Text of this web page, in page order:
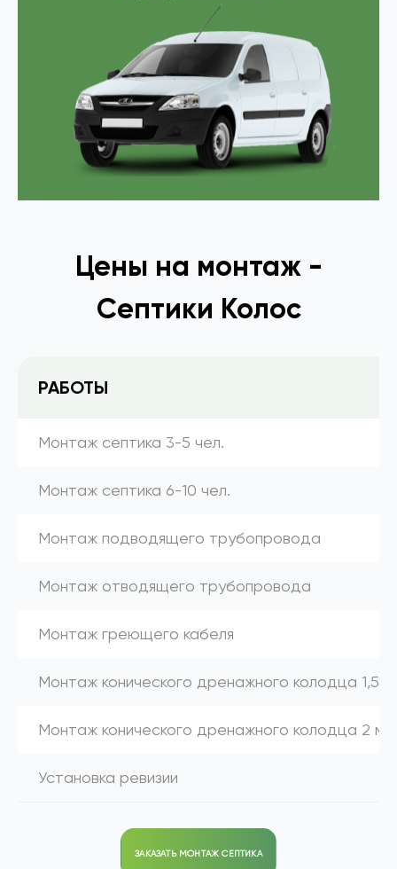
Цены на монтаж -
Септики Колос
РАБОТЫ
Монтаж септика 3-5 чел.
Монтаж септика 6-10 чел.
Монтаж подводящего трубопровода
Монтаж отводящего трубопровода
Монтаж греющего кабеля
Монтаж конического дренажного колодца 1,5 м
Монтаж конического дренажного колодца 2 м
Установка ревизии
ЗАКАЗАТЬ МОНТАЖ СЕПТИКА